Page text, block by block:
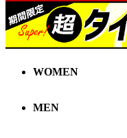
WOMEN
MEN